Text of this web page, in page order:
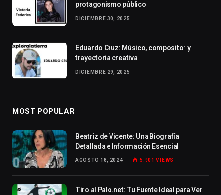
protagonismo público
DICIEMBRE 30, 2025
Eduardo Cruz: Músico, compositor y
trayectoria creativa
DICIEMBRE 29, 2025
MOST POPULAR
Beatriz de Vicente: Una Biografía
Detallada e Información Esencial
AGOSTO 18, 2024 5.901VIEWS
Tiro al Palo.net: Tu Fuente Ideal para Ver